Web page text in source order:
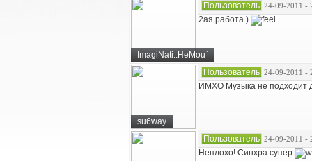
ImagiNati..HeMou`
Пользователь 24-09-2011 -
2ая работа )
su6way
Пользователь 24-09-2011 -
ИМХО Музыка не подходит
Пользователь 24-09-2011 -
Неплохо! Синхра супер